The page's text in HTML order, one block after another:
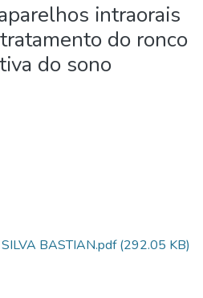
intraorais
do ronco
do sono
BASTIAN.pdf(292.05 KB)